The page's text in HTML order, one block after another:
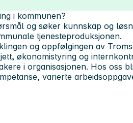
i kommunen?
og søker kunnskap og
tjenesteproduksjonen.
og oppfølgingen av
økonomistyring og
i organisasjonen. Hos oss
varierte